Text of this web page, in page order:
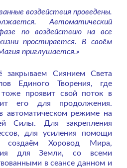
воздействия проведены.
Автоматический
по воздействию на все
простирается. В своём
приглушается.»
закрываем Сиянием Света
Единого Творения, где
проявит свой поток в
его для продолжения.
автоматическом режиме на
Силы. Для закрепления
для усиления помощи
Хоровод Мира,
для Земли, со всеми
в сеансе данном и